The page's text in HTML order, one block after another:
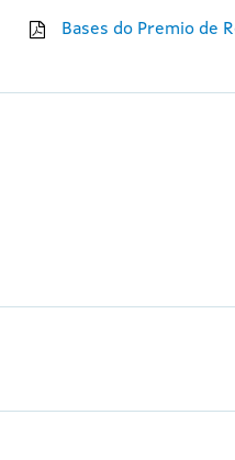
Bases do Premio de